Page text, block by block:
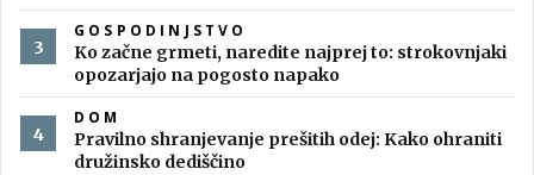
GOSPODINJSTVO
Ko začne grmeti, naredite najprej to: strokovnjaki
opozarjajo na pogosto napako
DOM
Pravilno shranjevanje prešitih odej: Kako ohraniti
družinsko dediščino